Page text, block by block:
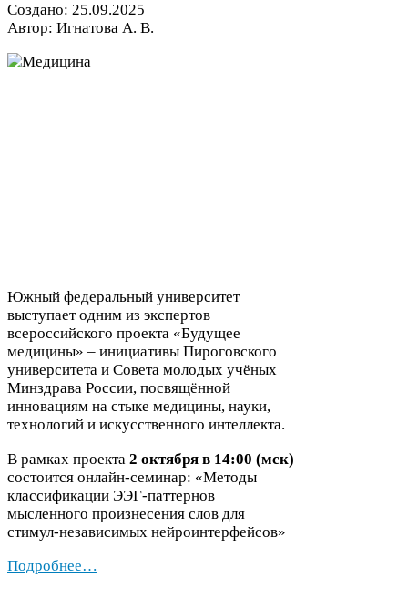
Создано: 25.09.2025
Автор: Игнатова А. В.
Южный федеральный университет
выступает одним из экспертов
всероссийского проекта «Будущее
медицины» – инициативы Пироговского
университета и Совета молодых учёных
Минздрава России, посвящённой
инновациям на стыке медицины, науки,
технологий и искусственного интеллекта.
В рамках проекта 2 октября в 14:00 (мск)
состоится онлайн-​семинар: «Методы
классификации ЭЭГ-​паттернов
мысленного произнесения слов для
стимул-​независимых нейроинтерфейсов»
Подробнее…